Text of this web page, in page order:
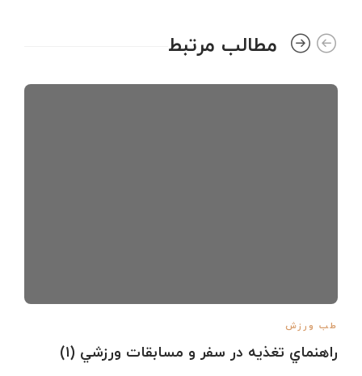
مطالب مرتبط
طب ورزش
راهنماي تغذيه در سفر و مسابقات ورزشي (۱)